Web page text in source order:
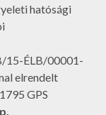
hatósági
15-ÉLB/00001-
elrendelt
GPS